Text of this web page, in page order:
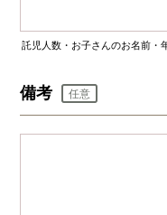
託児人数・お子さんのお名前・
備考 任意